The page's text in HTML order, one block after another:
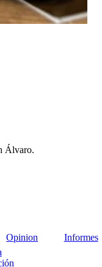
Álvaro.
Opinion Informes